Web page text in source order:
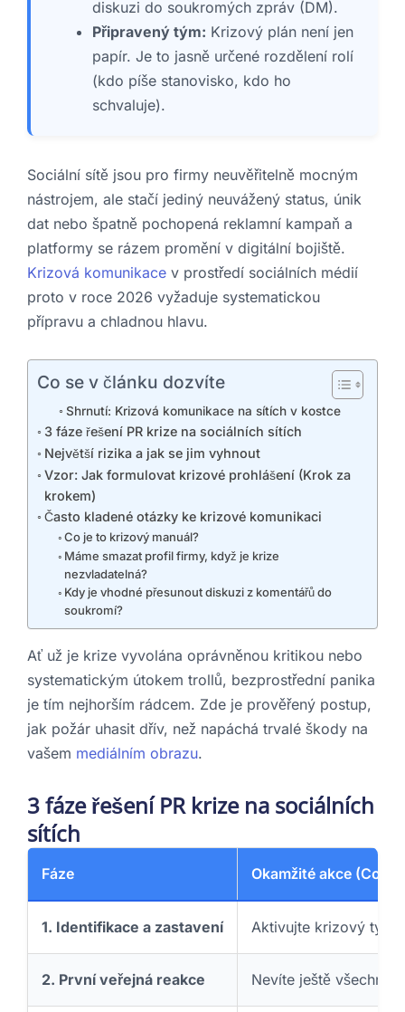
diskuzi do soukromých zpráv (DM).
Připravený tým: Krizový plán není jen
papír. Je to jasně určené rozdělení rolí
(kdo píše stanovisko, kdo ho
schvaluje).
Sociální sítě jsou pro firmy neuvěřitelně mocným
nástrojem, ale stačí jediný neuvážený status, únik
dat nebo špatně pochopená reklamní kampaň a
platformy se rázem promění v digitální bojiště.
Krizová komunikace v prostředí sociálních médií
proto v roce 2026 vyžaduje systematickou
přípravu a chladnou hlavu.
Co se v článku dozvíte
Shrnutí: Krizová komunikace na sítích v kostce
3 fáze řešení PR krize na sociálních sítích
Největší rizika a jak se jim vyhnout
Vzor: Jak formulovat krizové prohlášení (Krok za
krokem)
Často kladené otázky ke krizové komunikaci
Co je to krizový manuál?
Máme smazat profil firmy, když je krize
nezvladatelná?
Kdy je vhodné přesunout diskuzi z komentářů do
soukromí?
Ať už je krize vyvolána oprávněnou kritikou nebo
systematickým útokem trollů, bezprostřední panika
je tím nejhorším rádcem. Zde je prověřený postup,
jak požár uhasit dřív, než napáchá trvalé škody na
vašem mediálním obrazu.
3 fáze řešení PR krize na sociálních
sítích
Fáze Okamžité akce (Co
1. Identifikace a zastavení Aktivujte krizový tým.
2. První veřejná reakce Nevíte ještě všechny